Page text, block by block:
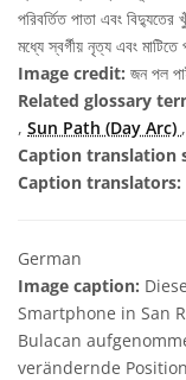
পরিবর্তিত পাতা এবং বিদ্যুতের
মধ্যে স্বর্গীয় নৃত্য এবং
Image credit: জন পল
Related glossary
, Sun Path (Day Arc) ,
Caption translation
Caption translators:
German
Image caption:
Smartphone in San
Bulacan
verändernde